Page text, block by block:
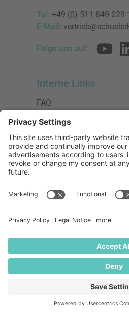
Tel: +49 (0) 511 849 029
E-Mail:
Folge uns auf:
Interne Links
FAQ
Datenschutzerklärung
Impressum
Presse
Urheberrecht
Mitglied bei:
Die Jungen Unternehmer